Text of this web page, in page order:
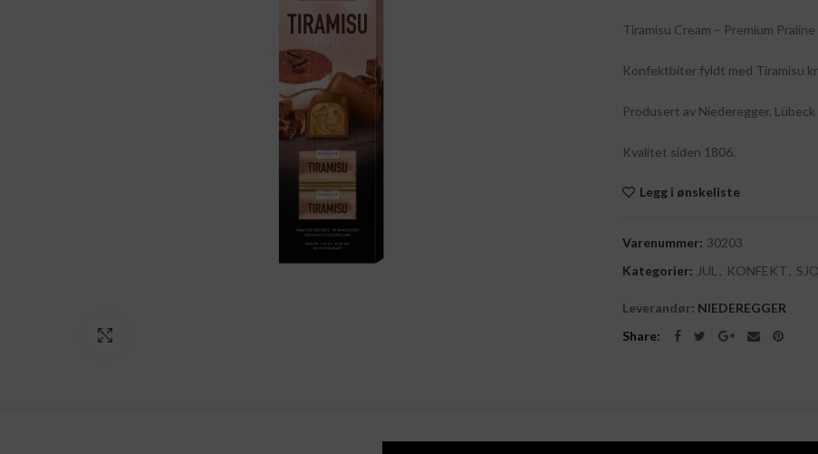
Tiramisu Cream – Premium Praline
Konfektbiter fyldt med Tiramisu
Produsert av Niederegger, Lübeck
Kvalitet siden 1806.
Legg i ønskeliste
Varenummer: 30203
Kategorier: JUL , KONFEKT ,
Leverandør: NIEDEREGGER
Share